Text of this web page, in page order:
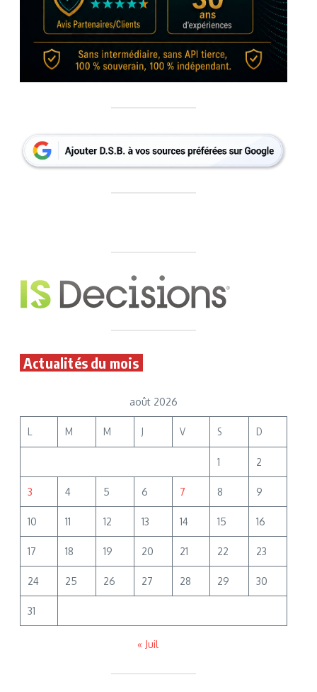
Actualités du mois
août 2026
L M M J V S D
1 2
3 4 5 6 7 8 9
10 11 12 13 14 15 16
17 18 19 20 21 22 23
24 25 26 27 28 29 30
31
« Juil